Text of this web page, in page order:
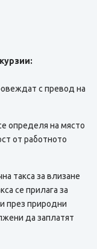
с превод на
определя на място
от работното
такса за влизане
се прилага за
през природни
да заплатят